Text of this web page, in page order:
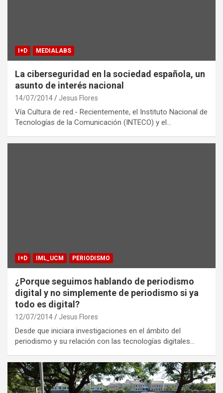
I+D MEDIALABS
La ciberseguridad en la sociedad española, un
asunto de interés nacional
14/07/2014 Jesus Flores
Vía Cultura de red.- Recientemente, el Instituto Nacional de
Tecnologías de la Comunicación (INTECO) y el…
I+D IML_UCM PERIODISMO
¿Porque seguimos hablando de periodismo
digital y no simplemente de periodismo si ya
todo es digital?
12/07/2014 Jesus Flores
Desde que iniciara investigaciones en el ámbito del
periodismo y su relación con las tecnologías digitales…